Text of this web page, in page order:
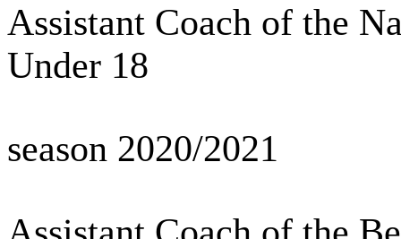
Assistant Coach of the
Under 18
season 2020/2021